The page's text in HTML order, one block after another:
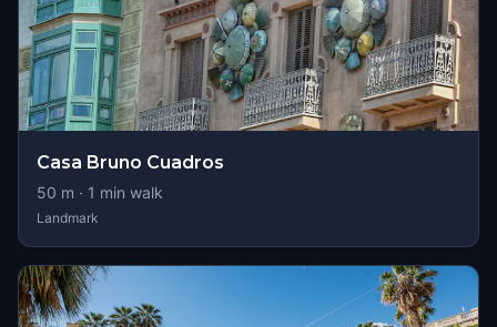
Casa Bruno Cuadros
50 m · 1 min walk
Landmark